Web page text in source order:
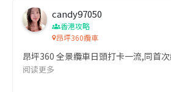
candy97050
香港攻略
昂坪360纜車
昂坪360 全景纜車日頭打卡一流,同首
阅读更多